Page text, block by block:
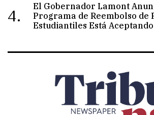
4.
El Gobernador Lamont
Programa de Reembolso de
Estudiantiles Está